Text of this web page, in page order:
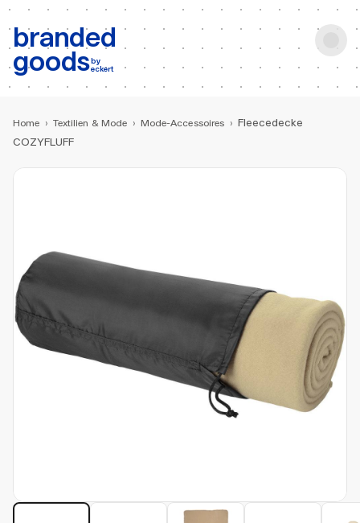
branded
goodsby
eckert
b: Produktsuche
Home › Textilien & Mode › Mode-Accessoires › Fleecedecke
COZYFLUFF